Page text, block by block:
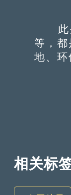
此外
等，
地、环
相关标